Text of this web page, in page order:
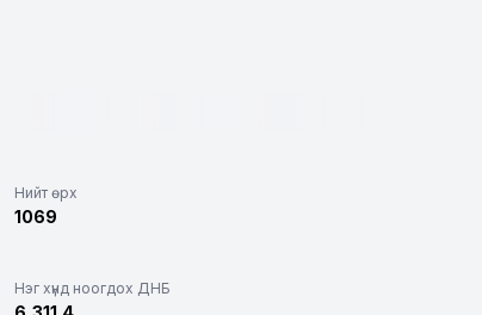
Нийт өрх
1069
Нэг хүнд ноогдох ДНБ